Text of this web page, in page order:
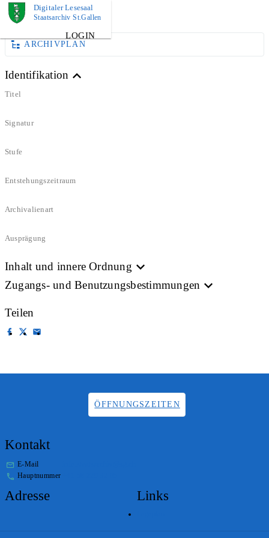
Digitaler Lesesaal
Staatsarchiv St.Gallen
LOGIN
BUCH
ARCHIVPLAN
Identifikation
Titel
Signatur
Stufe
Entstehungszeitraum
Archivalienart
Ausprägung
Inhalt und innere Ordnung
Zugangs- und Benutzungsbestimmungen
Teilen
ÖFFNUNGSZEITEN
Kontakt
E-Mail
Hauptnummer
Adresse Links